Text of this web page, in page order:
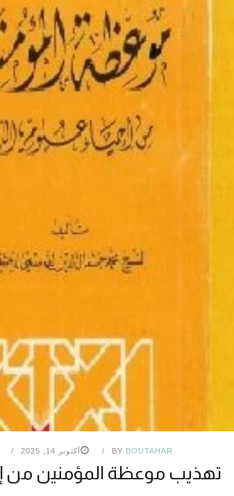
BY BOUTAHAR أكتوبر 14, 2025
تهذيب موعظة المؤمنين من